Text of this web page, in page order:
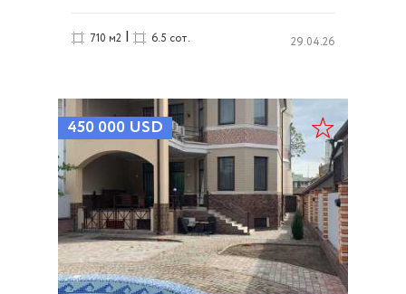
710 м2 | 6.5 сот. 29.04.26
450 000 USD